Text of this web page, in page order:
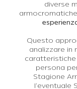
diverse
Questo
analizzare in
persona
Stagione
l’eventuale